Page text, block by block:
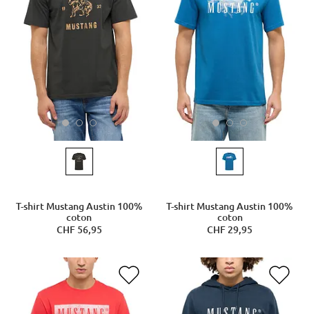
T-shirt Mustang Austin 100%
coton
CHF 56,95
T-shirt Mustang Austin 100%
coton
CHF 29,95